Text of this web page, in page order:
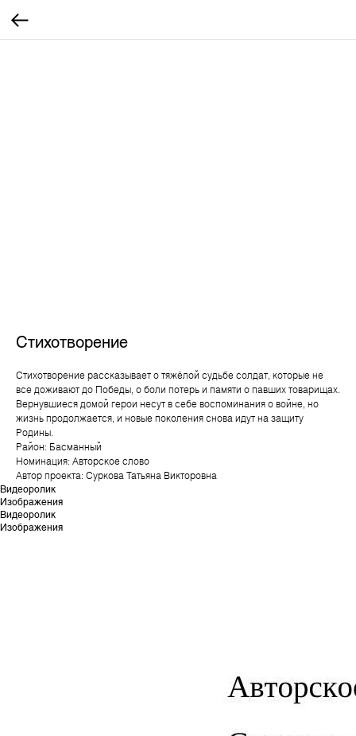
Стихотворение
Стихотворение рассказывает о тяжёлой судьбе солдат, которые не
все доживают до Победы, о боли потерь и памяти о павших товарищах.
Вернувшиеся домой герои несут в себе воспоминания о войне, но
жизнь продолжается, и новые поколения снова идут на защиту
Родины.
Район: Басманный
Номинация: Авторское слово
Автор проекта: Суркова Татьяна Викторовна
Видеоролик
Изображения
Видеоролик
Изображения